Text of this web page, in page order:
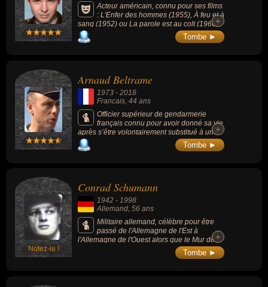
Acteur américain, connu pour ses films
: L'Enfer des hommes (1955), À feu et à
sang (1952) ou La parole est au colt (1966).
Ancien militaire, il reçut quasiment toutes les
décorations militaires existantes dans
+
+
Tombe ►
Arnaud Beltrame
1973 - 2018
Francais , 44 ans
Officier supérieur de gendarmerie
français connu pour avoir donné sa vie
après s’être volontairement substitué à une
otage au cours de l’attaque terroriste du 23
mars 2018 au magasin Super U de Trèbes
+
+
Tombe ►
Notez-le !
Conrad Schumann
1942 - 1998
Allemand, 56 ans
Militaire allemand, célèbre pour être
passé de l'Allemagne de l'Est à
l'Allemagne de l'Ouest alors que le Mur de
Berlin n'était qu'une barrière de fils barbelés.
Il est l'un des transfuges les plus célèbres de
+
+
Tombe ►